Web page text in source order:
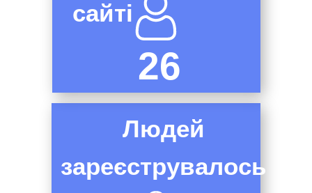
сайті
Людей
зареєструвалось
26